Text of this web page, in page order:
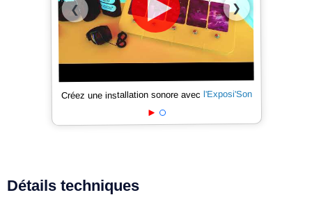
❮ ❯
Créez une installation sonore avec l'Exposi'Son
Détails techniques